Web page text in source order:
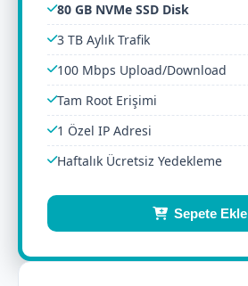
80 GB NVMe SSD Disk
3 TB Aylık Trafik
100 Mbps Upload/Download
Tam Root Erişimi
1 Özel IP Adresi
Haftalık Ücretsiz Yedekleme
Sepete Ekle